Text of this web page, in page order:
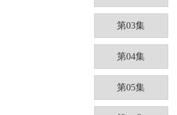
第03集
第04集
第05集